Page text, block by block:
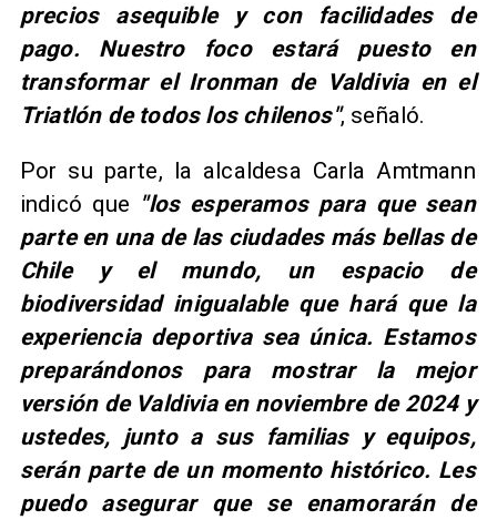
precios asequible y con facilidades de
pago. Nuestro foco estará puesto en
transformar el Ironman de Valdivia en el
Triatlón de todos los chilenos", señaló.
Por su parte, la alcaldesa Carla Amtmann
indicó que "los esperamos para que sean
parte en una de las ciudades más bellas de
Chile y el mundo, un espacio de
biodiversidad inigualable que hará que la
experiencia deportiva sea única. Estamos
preparándonos para mostrar la mejor
versión de Valdivia en noviembre de 2024 y
ustedes, junto a sus familias y equipos,
serán parte de un momento histórico. Les
puedo asegurar que se enamorarán de